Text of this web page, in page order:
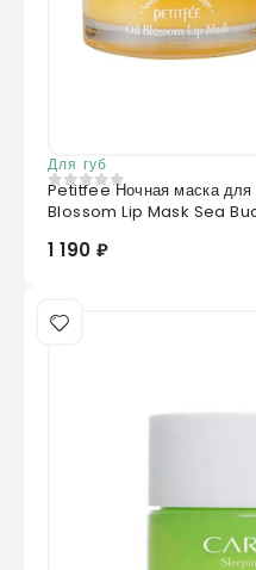
Для губ
0 из 5
Petitfee Ночная маска для
Blossom Lip Mask Sea
1 190 ₽